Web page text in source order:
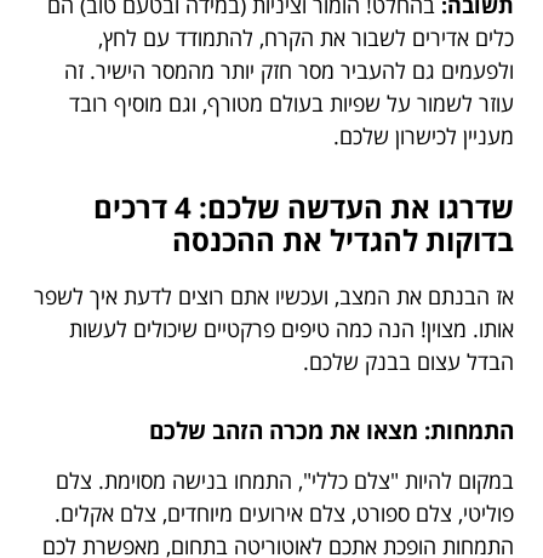
כלים אדירים לשבור את הקרח, להתמודד עם לחץ,
ולפעמים גם להעביר מסר חזק יותר מהמסר הישיר. זה
עוזר לשמור על שפיות בעולם מטורף, וגם מוסיף רובד
מעניין לכישרון שלכם.
שדרגו את העדשה שלכם: 4 דרכים
בדוקות להגדיל את ההכנסה
אז הבנתם את המצב, ועכשיו אתם רוצים לדעת איך לשפר
אותו. מצוין! הנה כמה טיפים פרקטיים שיכולים לעשות
הבדל עצום בבנק שלכם.
התמחות: מצאו את מכרה הזהב שלכם
במקום להיות "צלם כללי", התמחו בנישה מסוימת. צלם
פוליטי, צלם ספורט, צלם אירועים מיוחדים, צלם אקלים.
התמחות הופכת אתכם לאוטוריטה בתחום, מאפשרת לכם